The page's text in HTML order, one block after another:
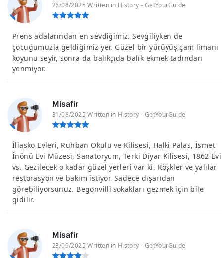
26/08/2025 Written in History - GetYourGuide
Prens adalarından en sevdiğimiz. Sevgiliyken de
çocuğumuzla geldiğimiz yer. Güzel bir yürüyüş,çam limanı
koyunu seyir, sonra da balıkçıda balık ekmek tadından
yenmiyor.
Misafir
31/08/2025 Written in History - GetYourGuide
İliasko Evleri, Ruhban Okulu ve Kilisesi, Halki Palas, İsmet
İnönü Evi Müzesi, Sanatoryum, Terki Diyar Kilisesi, 1862 Evi
vs. Gezilecek o kadar güzel yerleri var ki. Köşkler ve yalılar
restorasyon ve bakım istiyor. Sadece dışarıdan
görebiliyorsunuz. Begonvilli sokakları gezmek için bile
gidilir.
Misafir
23/09/2025 Written in History - GetYourGuide